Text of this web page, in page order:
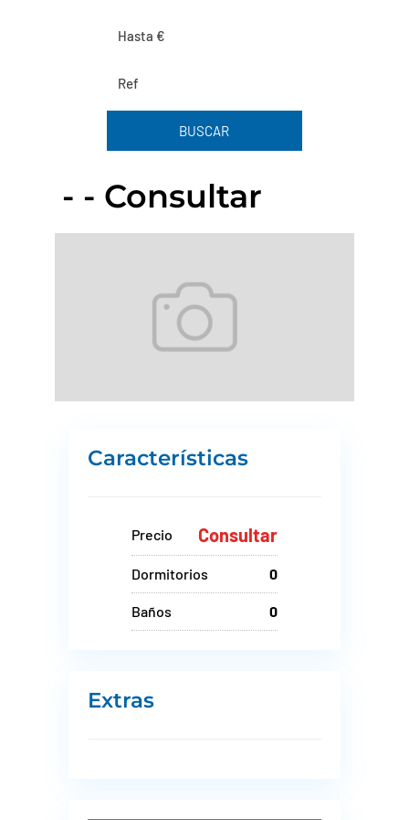
BUSCAR
- - Consultar
Características
Precio Consultar
Dormitorios 0
Baños 0
Extras